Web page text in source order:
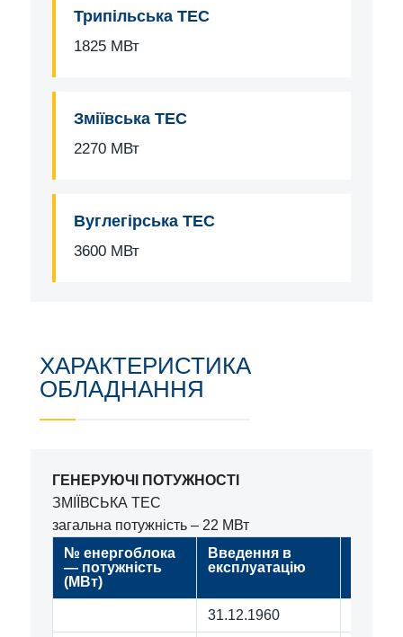
Трипільська ТЕС
1825 МВт
Зміївська ТЕС
2270 МВт
Вуглегірська ТЕС
3600 МВт
ХАРАКТЕРИСТИКА
ОБЛАДНАННЯ
ГЕНЕРУЮЧІ ПОТУЖНОСТІ
ЗМІЇВСЬКА ТЕС
загальна потужність – 22 МВт
№ енергоблока
— потужність
(МВт)
Введення в
експлуатацію
31.12.1960